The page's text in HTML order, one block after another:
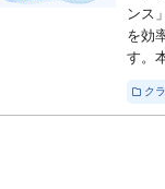
ンス
を効
す。
ク